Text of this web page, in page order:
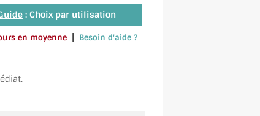
: Choix par utilisation
en moyenne| Besoin d'aide ?